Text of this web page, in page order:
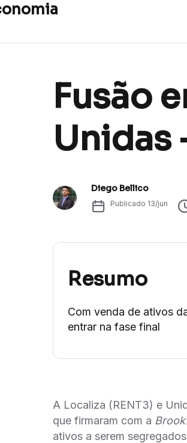
Fusão
Unidas
Diego Bellico
Publicado 13/jun
Resumo
Com venda de ativos
entrar na fase final
A Localiza (RENT3) e
que firmaram com a
ativos a serem